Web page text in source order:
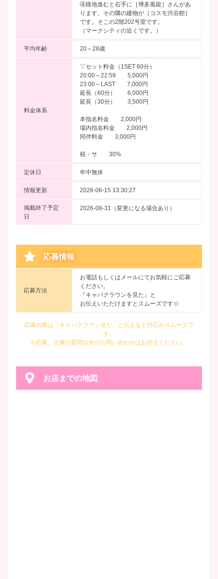
④路地進むと右手に［博多風龍］さんがあ
ります。その隣の建物が［コスモ渋谷館］
です。そこの2階202号室です。
（マークシティの近くです。）
平均年齢 20～28歳
料金体系
▽セット料金（1SET 60分）
20:00～22:59 5,000円
23:00～LAST 7,000円
延長（60分） 6,000円
延長（30分） 3,500円
本指名料金 2,000円
場内指名料金 2,000円
同伴料金 3,000円
税・サ 30%
定休日 年中無休
情報更新 2026-06-15 13:30:27
掲載終了予定
日
2026-08-31（変更になる場合あり）
応募情報
応募方法
お電話もしくはメールにてお気軽にご応募
ください。
『キャバクラウンを見た』と
お伝えいただけますとスムーズです☆
応募の際は「キャバクラウン見た」と伝えると対応がスムーズで
す。
※応募、仕事の質問以外のお問い合わせはお控えください。
お店までの地図